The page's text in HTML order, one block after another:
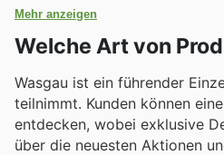
Mehr anzeigen
Welche Art von
Wasgau ist ein führender
teilnimmt. Kunden können
entdecken, wobei exklusive
über die neuesten Aktionen